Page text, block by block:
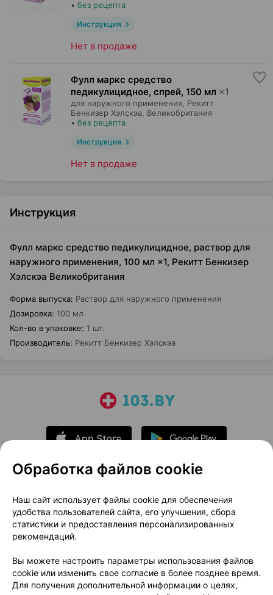
• без рецепта
Инструкция
Нет в продаже
Фулл маркс средство
педикулицидное, спрей, 150 мл ×1
для наружного применения, Рекитт
Бенкизер Хэлскэа , Великобритания
• без рецепта
Инструкция
Нет в продаже
Инструкция
Фулл маркс средство педикулицидное, раствор для
наружного применения, 100 мл ×1, Рекитт Бенкизер
Хэлскэа Великобритания
Форма выпуска: Раствор для наружного применения
Дозировка: 100 мл
Кол-во в упаковке: 1 шт.
Производитель: Рекитт Бенкизер Хэлскэа
О проекте
Новости проекта
Размещение рекламы
Медицинский маркетинг
Публичный договор
Доставка
Способы оплаты
Вакансии
Партнеры
Написать руководителю 103.by
Обработка файлов cookie
Наш сайт использует файлы cookie для обеспечения
удобства пользователей сайта, его улучшения, сбора
статистики и предоставления персонализированных
рекомендаций.
Вы можете настроить параметры использования файлов
cookie или изменить свое согласие в более позднее время.
Для получения дополнительной информации о целях,